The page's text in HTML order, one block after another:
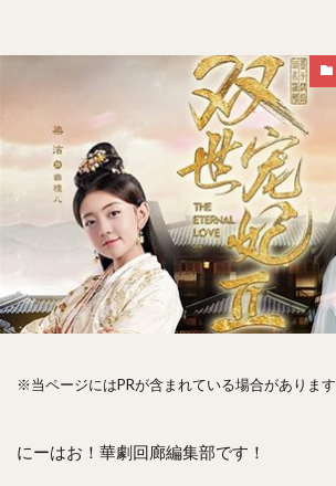
※当ページにはPRが含まれている場合があります
にーはお！華劇回廊編集部です！